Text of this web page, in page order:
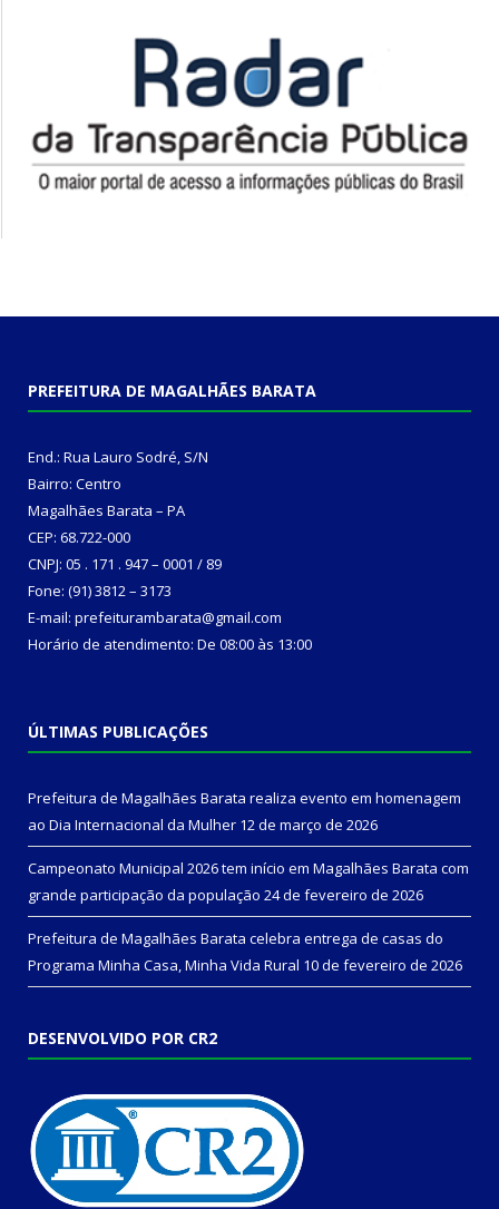
PREFEITURA DE MAGALHÃES BARATA
End.: Rua Lauro Sodré, S/N
Bairro: Centro
Magalhães Barata – PA
CEP: 68.722-000
CNPJ: 05 . 171 . 947 – 0001 / 89
Fone: (91) 3812 – 3173
E-mail: prefeiturambarata@gmail.com
Horário de atendimento: De 08:00 às 13:00
ÚLTIMAS PUBLICAÇÕES
Prefeitura de Magalhães Barata realiza evento em homenagem
ao Dia Internacional da Mulher 12 de março de 2026
Campeonato Municipal 2026 tem início em Magalhães Barata com
grande participação da população 24 de fevereiro de 2026
Prefeitura de Magalhães Barata celebra entrega de casas do
Programa Minha Casa, Minha Vida Rural 10 de fevereiro de 2026
DESENVOLVIDO POR CR2